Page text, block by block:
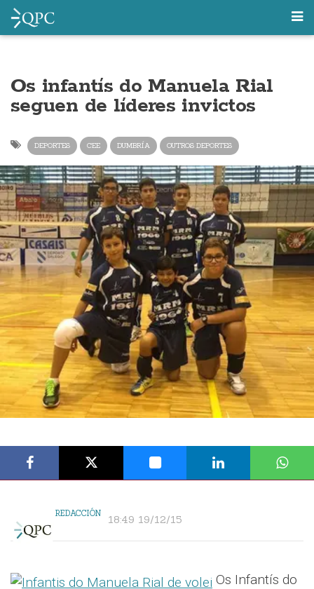
Os infantís do Manuela Rial
seguen de líderes invictos
DEPORTES CEE DUMBRÍA OUTROS DEPORTES
REDACCIÓN 18:49 19/12/15
Os Infantís do